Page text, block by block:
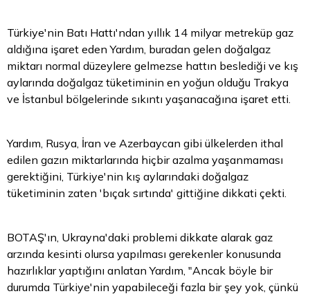
Türkiye'nin Batı Hattı'ndan yıllık 14 milyar metreküp gaz
aldığına işaret eden Yardım, buradan gelen doğalgaz
miktarı normal düzeylere gelmezse hattın beslediği ve kış
aylarında doğalgaz tüketiminin en yoğun olduğu Trakya
ve İstanbul bölgelerinde sıkıntı yaşanacağına işaret etti.
Yardım, Rusya, İran ve Azerbaycan gibi ülkelerden ithal
edilen gazın miktarlarında hiçbir azalma yaşanmaması
gerektiğini, Türkiye'nin kış aylarındaki doğalgaz
tüketiminin zaten 'bıçak sırtında' gittiğine dikkati çekti.
BOTAŞ'ın, Ukrayna'daki problemi dikkate alarak gaz
arzında kesinti olursa yapılması gerekenler konusunda
hazırlıklar yaptığını anlatan Yardım, "Ancak böyle bir
durumda Türkiye'nin yapabileceği fazla bir şey yok, çünkü